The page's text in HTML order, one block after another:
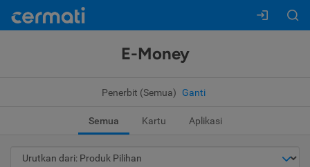
E-Money
Penerbit (Semua) Ganti
Semua Kartu Aplikasi